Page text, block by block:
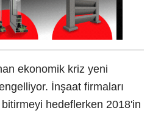
ekonomik kriz yeni
İnşaat firmaları
bitirmeyi hedeflerken 2018'in